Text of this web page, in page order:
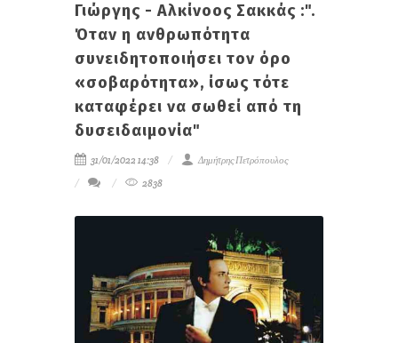
Γιώργης - Αλκίνοος Σακκάς :".
Όταν η ανθρωπότητα
συνειδητοποιήσει τον όρο
«σοβαρότητα», ίσως τότε
καταφέρει να σωθεί από τη
δυσειδαιμονία"
31/01/2022 14:38
Δημήτρης Πετρόπουλος
2838